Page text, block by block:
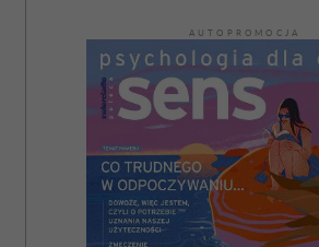
AUTOPROMOCJA